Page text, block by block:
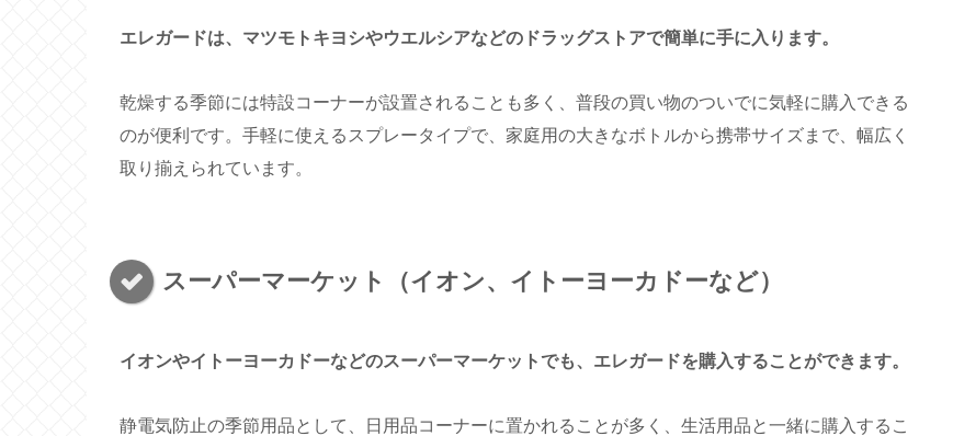
エレガードは、マツモトキヨシやウエルシアなどのドラッグストアで簡単に手に入ります。
乾燥する季節には特設コーナーが設置されることも多く、普段の買い物のついでに気軽に購入できる
のが便利です。手軽に使えるスプレータイプで、家庭用の大きなボトルから携帯サイズまで、幅広く
取り揃えられています。
スーパーマーケット（イオン、イトーヨーカドーなど）
イオンやイトーヨーカドーなどのスーパーマーケットでも、エレガードを購入することができます。
静電気防止の季節用品として、日用品コーナーに置かれることが多く、生活用品と一緒に購入するこ